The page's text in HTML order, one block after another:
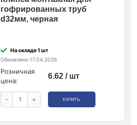
гофрированных труб
d32мм, черная
На складе 1 шт
Обновлено 17.04.2026
Розничная
цена:
6.62 / шт
- + КУПИТЬ